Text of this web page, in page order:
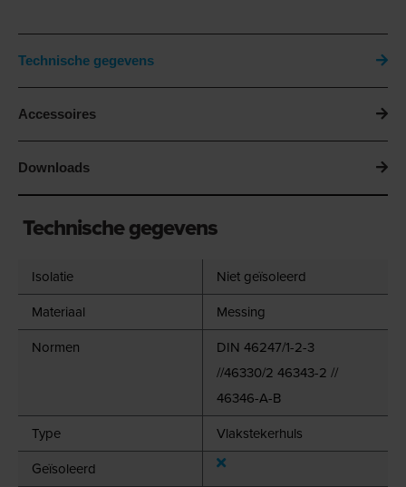
Technische gegevens
Accessoires
Downloads
Technische gegevens
Isolatie
Niet geïsoleerd
Materiaal
Messing
Normen
DIN 46247/1-2-3
//46330/2 46343-2 //
46346-A-B
Type
Vlakstekerhuls
Geïsoleerd